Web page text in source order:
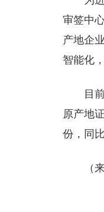
审签中
产地企
智能化
目
原产地
份，同
（